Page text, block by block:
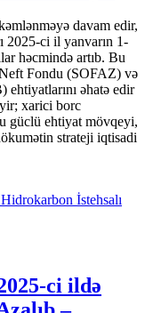
davam edir,
2025-ci il yanvarın 1-
həcmində artıb. Bu
Fondu (SOFAZ) və
əhatə edir
xarici borc
güclü ehtiyat mövqeyi,
strateji iqtisadi
ci ildə